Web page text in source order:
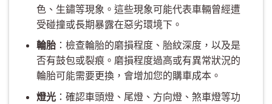
色、生鏽等現象。這些現象可能代表車輛曾經遭
受碰撞或長期暴露在惡劣環境下。
輪胎：檢查輪胎的磨損程度、胎紋深度，以及是
否有鼓包或裂痕。磨損程度過高或有異常狀況的
輪胎可能需要更換，會增加您的購車成本。
燈光：確認車頭燈、尾燈、方向燈、煞車燈等功